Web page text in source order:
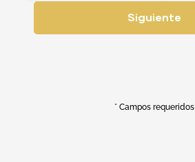
Siguiente
* Campos requeridos